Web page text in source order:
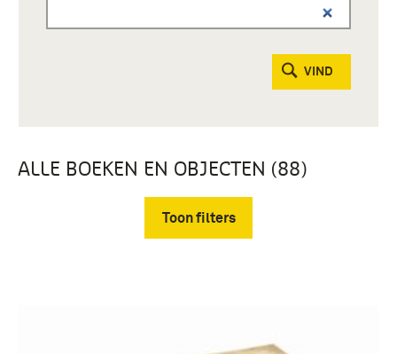
VIND
ALLE BOEKEN EN OBJECTEN (88)
Toon filters